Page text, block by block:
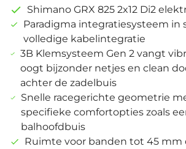
Shimano GRX 825 2x12 Di2
Paradigma integratiesysteem in
volledige kabelintegratie
3B Klemsysteem Gen 2 vangt
oogt bijzonder netjes en clean
achter de zadelbuis
Snelle racegerichte geometrie
specifieke comfortopties zoals
balhoofdbuis
Ruimte voor banden tot 45 mm